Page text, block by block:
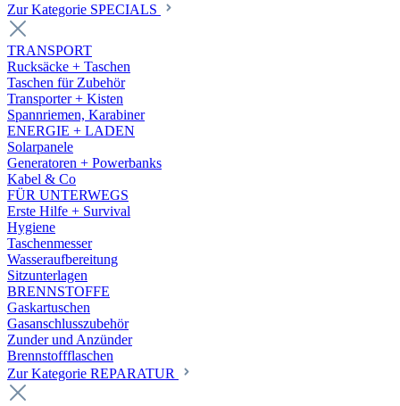
Zur Kategorie SPECIALS
TRANSPORT
Rucksäcke + Taschen
Taschen für Zubehör
Transporter + Kisten
Spannriemen, Karabiner
ENERGIE + LADEN
Solarpanele
Generatoren + Powerbanks
Kabel & Co
FÜR UNTERWEGS
Erste Hilfe + Survival
Hygiene
Taschenmesser
Wasseraufbereitung
Sitzunterlagen
BRENNSTOFFE
Gaskartuschen
Gasanschlusszubehör
Zunder und Anzünder
Brennstoffflaschen
Zur Kategorie REPARATUR